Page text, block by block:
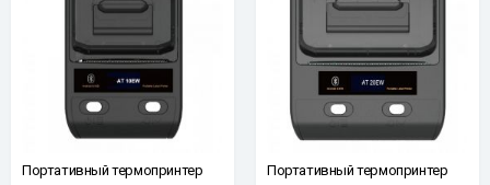
Портативный термопринтер
Портативный термопринтер